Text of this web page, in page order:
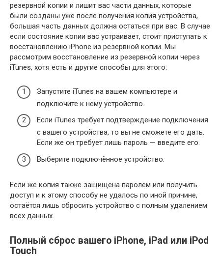
резервной копии и лишит вас части данных, которые
были созданы уже после получения копия устройства,
большая часть данных должна остаться при вас. В случае
если состояние копии вас устраивает, стоит приступать к
восстановлению iPhone из резервной копии. Мы
рассмотрим восстановление из резервной копии через
iTunes, хотя есть и другие способы для этого:
Запустите iTunes на вашем компьютере и
подключите к нему устройство.
Если iTunes требует подтверждение подключения
с вашего устройства, то вы не сможете его дать.
Если же он требует лишь пароль — введите его.
Выберите подключённое устройство.
Если же копия также защищена паролем или получить
доступ и к этому способу не удалось по иной причине,
остаётся лишь сбросить устройство с полным удалением
всех данных.
Полный сброс вашего iPhone, iPad или iPod
Touch